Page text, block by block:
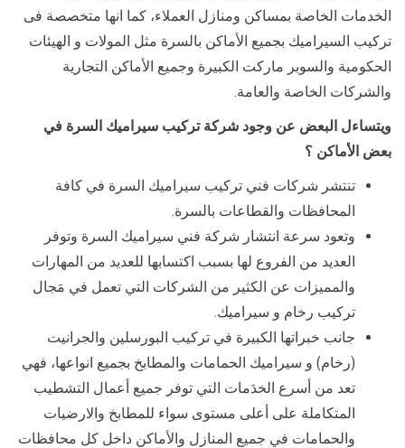
الخدمات الخاصة بمساكن ومنازل العملاء، كما انها متخصصة فى
تركيب السيراميك بجميع الأماكن بالسرة مثل المولات و الهيئات
الحكومية والسوبر ماركت الكبيرة وجميع الأماكن التجارية
والشركات الخاصة والعامة.
ويتساءل البعض عن وجود شركة تركيب سيراميك السرة في
بعض الأماكن ؟
تنتشر شركات فني تركيب سيراميك السرة في كافة
المحافظات والقطاعات بالسرة.
وتعود سرعة انتشار شركة فني سيراميك السرة وتوفر
العديد من الفروع لها بسبب اكتسابها للعديد من المهارات
والمميزات عن الكثير من الشركات التي تعمل في مَجال
تركيب رخام و سيراميك.
جانب خبراتها الكبيرة في تركيب البورسلين والجرانيت
(رخام) و سيراميك الحمامات والمطابخ بجميع انواعها، فهي
تعد من أسرع الخدَمات التي توفر جميع أعمال التشطيب
المتكاملة على أعلى مستوى سواء للمطابخ والارضيات
والحمامات في جميع المنازل والأماكن داخل كل محافظات